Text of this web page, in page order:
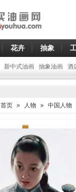
花卉 抽象
新中式油画 抽象油画 酒
首页 » 人物 » 中国人物